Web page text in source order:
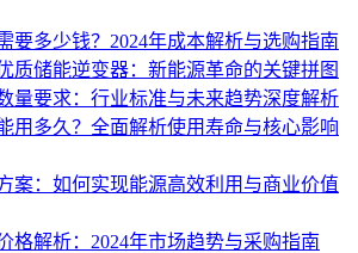
要多少钱？2024年成本解析与选购指南
质储能逆变器：新能源革命的关键拼图
量要求：行业标准与未来趋势深度解析
用多久？全面解析使用寿命与核心影响
案：如何实现能源高效利用与商业价值
格解析：2024年市场趋势与采购指南